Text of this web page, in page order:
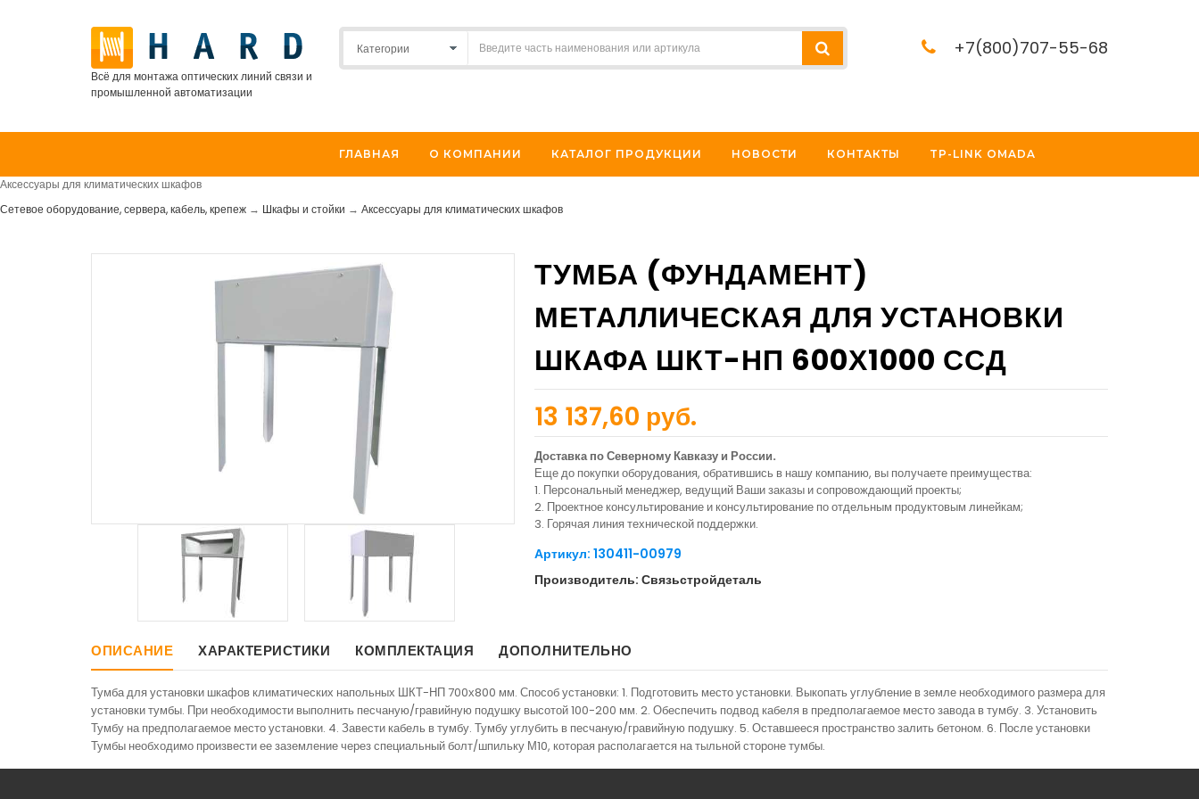
Всё для монтажа оптических линий связи и
промышленной автоматизации
+7(800)707-55-68
ГЛАВНАЯ О КОМПАНИИ КАТАЛОГ ПРОДУКЦИИ НОВОСТИ КОНТАКТЫ TP-LINK OMADA
Аксессуары для климатических шкафов
Сетевое оборудование, сервера, кабель, крепеж → Шкафы и стойки → Аксессуары для климатических шкафов
ТУМБА (ФУНДАМЕНТ)
МЕТАЛЛИЧЕСКАЯ ДЛЯ УСТАНОВКИ
ШКАФА ШКТ-НП 600Х1000 ССД
13 137,60 руб.
Доставка по Северному Кавказу и России.
Еще до покупки оборудования, обратившись в нашу компанию, вы получаете преимущества:
1. Персональный менеджер, ведущий Ваши заказы и сопровождающий проекты;
2. Проектное консультирование и консультирование по отдельным продуктовым линейкам;
3. Горячая линия технической поддержки.
Артикул: 130411-00979
Производитель: Связьстройдеталь
ОПИСАНИЕ ХАРАКТЕРИСТИКИ КОМПЛЕКТАЦИЯ ДОПОЛНИТЕЛЬНО
Тумба для установки шкафов климатических напольных ШКТ-НП 700х800 мм. Способ установки: 1. Подготовить место установки. Выкопать углубление в земле необходимого размера для
установки тумбы. При необходимости выполнить песчаную/гравийную подушку высотой 100-200 мм. 2. Обеспечить подвод кабеля в предполагаемое место завода в тумбу. 3. Установить
Тумбу на предполагаемое место установки. 4. Завести кабель в тумбу. Тумбу углубить в песчаную/гравийную подушку. 5. Оставшееся пространство залить бетоном. 6. После установки
Тумбы необходимо произвести ее заземление через специальный болт/шпильку М10, которая располагается на тыльной стороне тумбы.